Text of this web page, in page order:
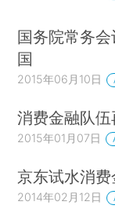
国务院常务
国
2015年06月10日
消费金融队伍
2015年01月07日
京东试水消费
2014年02月12日